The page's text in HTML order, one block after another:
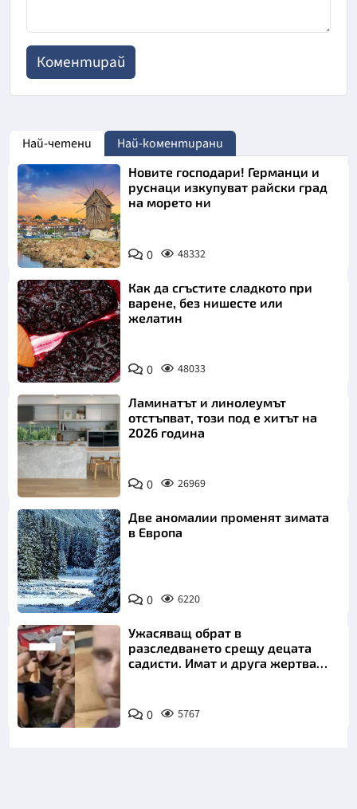
Най-четени Най-коментирани
Новите господари! Германци и
руснаци изкупуват райски град
на морето ни
0 48332
Как да сгъстите сладкото при
варене, без нишесте или
желатин
0 48033
Ламинатът и линолеумът
отстъпват, този под е хитът на
2026 година
0 26969
Две аномалии променят зимата
в Европа
0 6220
Ужасяващ обрат в
разследването срещу децата
садисти. Имат и друга жертва
0 5767